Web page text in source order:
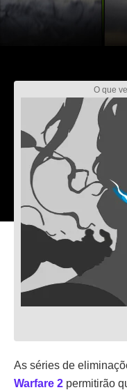
As séries de
Warfare 2 permitirão